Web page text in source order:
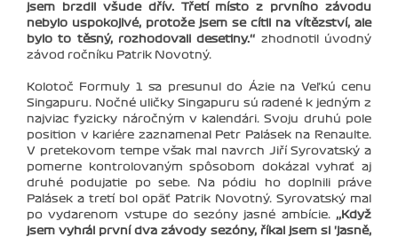
jsem brzdil všude dřív. Třetí místo z prvního závodu
nebylo uspokojivé, protože jsem se cítil na vítězství, ale
bylo to těsný, rozhodovali desetiny.‘‘ zhodnotil úvodný
závod ročníku Patrik Novotný.
Kolotoč Formuly 1 sa presunul do Ázie na Veľkú cenu
Singapuru. Nočné uličky Singapuru sú radené k jedným z
najviac fyzicky náročným v kalendári. Svoju druhú pole
position v kariére zaznamenal Petr Palásek na Renaulte.
V pretekovom tempe však mal navrch Jiří Syrovatský a
pomerne kontrolovaným spôsobom dokázal vyhrať aj
druhé podujatie po sebe. Na pódiu ho doplnili práve
Palásek a tretí bol opäť Patrik Novotný. Syrovatský mal
po vydarenom vstupe do sezóny jasné ambície. ‚‚Když
jsem vyhrál první dva závody sezóny, říkal jsem si 'jasně,